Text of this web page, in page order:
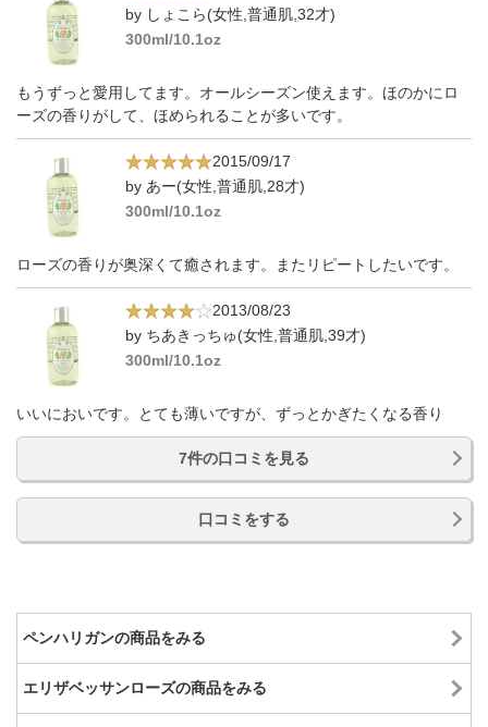
by しょこら(女性,普通肌,32才)
300ml/10.1oz
もうずっと愛用してます。オールシーズン使えます。ほのかにロ
ーズの香りがして、ほめられることが多いです。
2015/09/17
by あー(女性,普通肌,28才)
300ml/10.1oz
ローズの香りが奥深くて癒されます。またリピートしたいです。
2013/08/23
by ちあきっちゅ(女性,普通肌,39才)
300ml/10.1oz
いいにおいです。とても薄いですが、ずっとかぎたくなる香り
7件の口コミを見る
口コミをする
ペンハリガンの商品をみる
エリザベッサンローズの商品をみる